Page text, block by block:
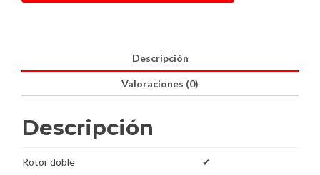
Descripción
Valoraciones (0)
Descripción
Rotor doble ✔